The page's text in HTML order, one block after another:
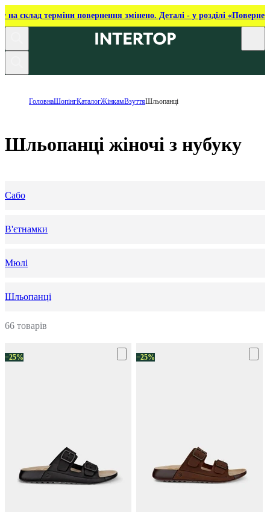
на склад терміни повернення змінено. Деталі - у розділі
ГоловнаШопінгКаталогЖінкамВзуттяШльопанці
Шльопанці жіночі з нубуку
Сабо
В'єтнамки
Мюлі
Шльопанці
66 товарів
−25% −25%